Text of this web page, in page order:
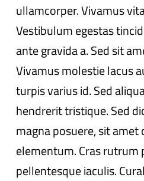
ullamcorper. Vivamus
Vestibulum egestas
ante gravida a. Sed sit
Vivamus molestie lacus
turpis varius id. Sed
hendrerit tristique. Sed
magna posuere, sit amet
elementum. Cras rutrum
pellentesque iaculis.